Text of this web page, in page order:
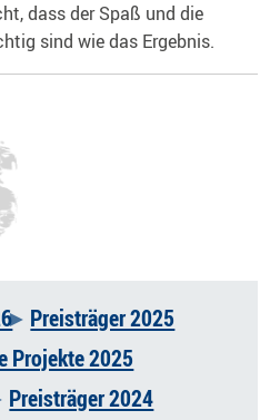
dass der Spaß und die
sind wie das Ergebnis.
Preisträger 2025
Projekte 2025
Preisträger 2024